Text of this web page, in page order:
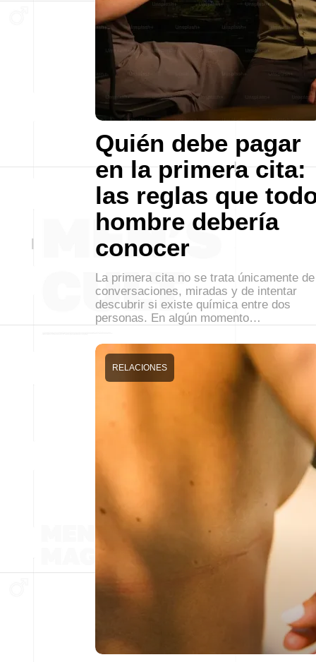
Quién debe pagar
en la primera cita:
las reglas que
hombre debería
conocer
La primera cita no se trata únicamente de
conversaciones, miradas y de intentar
descubrir si existe química entre dos
personas. En algún momento…
RELACIONES